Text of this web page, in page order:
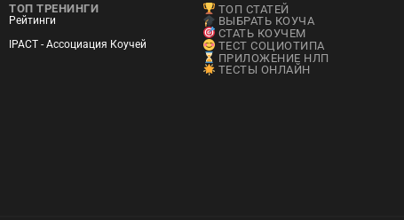
ТОП ТРЕНИНГИ
Рейтинги
IPACT - Ассоциация Коучей
ТОП СТАТЕЙ
ВЫБРАТЬ КОУЧА
СТАТЬ КОУЧЕМ
ТЕСТ СОЦИОТИПА
ПРИЛОЖЕНИЕ НЛП
ТЕСТЫ ОНЛАЙН